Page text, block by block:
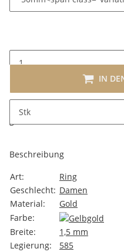
Stk
IN
Dieser Artikel hat
Beschreibung
Art:
Ring
Geschlecht: Damen
Material:
Gold
Farbe:
Breite:
1,5 mm
Legierung:
585